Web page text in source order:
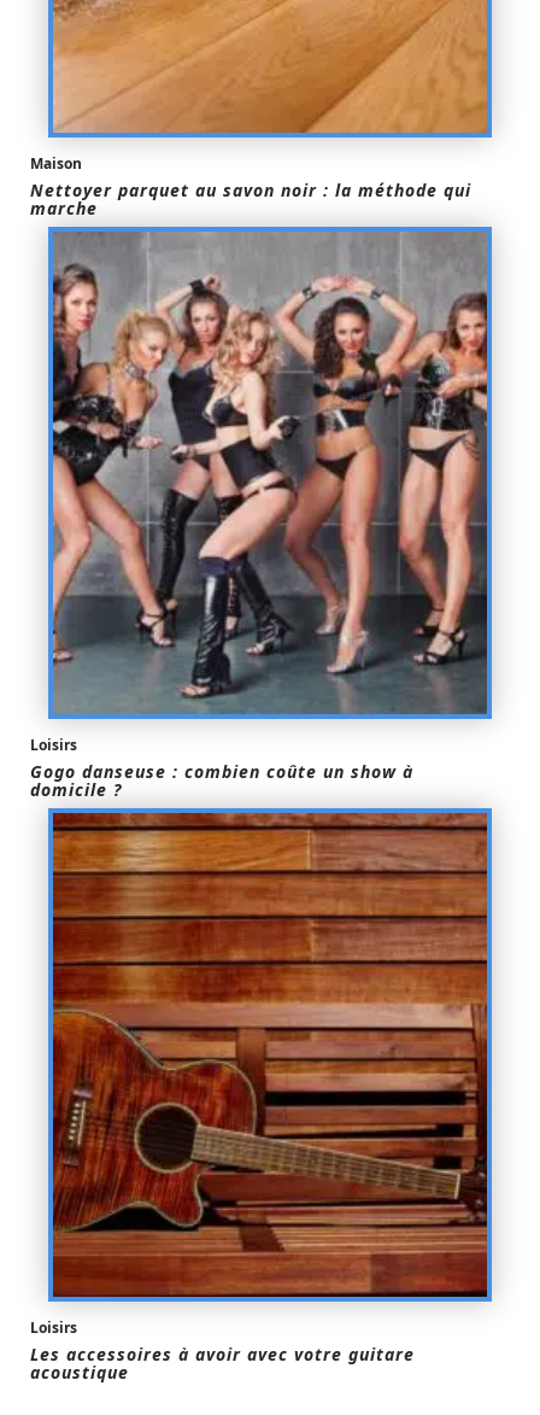
Maison
Nettoyer parquet au savon noir : la méthode qui
marche
Loisirs
Gogo danseuse : combien coûte un show à
domicile ?
Loisirs
Les accessoires à avoir avec votre guitare
acoustique